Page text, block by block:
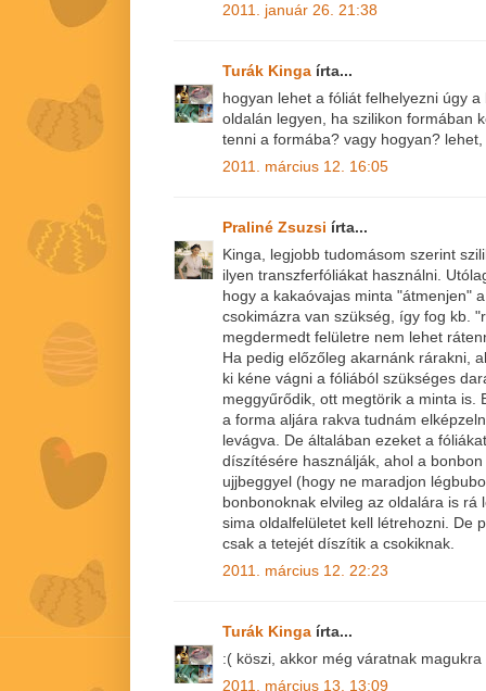
2011. január 26. 21:38
Turák Kinga írta...
hogyan lehet a fóliát felhelyezni úgy
oldalán legyen, ha szilikon formában
tenni a formába? vagy hogyan?
2011. március 12. 16:05
Praliné Zsuzsi írta...
Kinga, legjobb tudomásom szerint
ilyen transzferfóliákat használni.
hogy a kakaóvajas minta "átmenjen"
csokimázra van szükség, így fog kb.
megdermedt felületre nem lehet
Ha pedig előzőleg akarnánk rárakni,
ki kéne vágni a fóliából szükséges
meggyűrődik, ott megtörik a minta is.
a forma aljára rakva tudnám
levágva. De általában ezeket a
díszítésére használják, ahol a
ujjbeggyel (hogy ne maradjon
bonbonoknak elvileg az oldalára is rá
sima oldalfelületet kell létrehozni. De
csak a tetejét díszítik a csokiknak.
2011. március 12. 22:23
Turák Kinga írta...
:( köszi, akkor még váratnak magukra
2011. március 13. 13:09